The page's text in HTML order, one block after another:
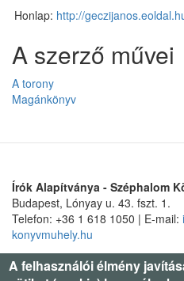
Honlap: http://
A szerző művei
A torony
Magánkönyv
Írók Alapítványa - Széphalom
Budapest, Lónyay u. 43. fszt. 1.
Telefon: +36 1 618 1050 | E-mail:
konyvmuhely.hu
A felhasználói élmény